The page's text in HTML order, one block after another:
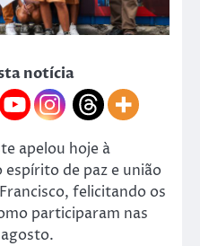
notícia
apelou hoje à
de paz e união
felicitando os
participaram nas